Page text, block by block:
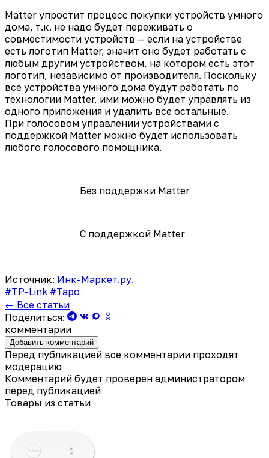
Matter упростит процесс покупки устройств умного
дома, т.к. не надо будет переживать о
совместимости устройств — если на устройстве
есть логотип Matter, значит оно будет работать с
любым другим устройством, на котором есть этот
логотип, независимо от производителя. Поскольку
все устройства умного дома будут работать по
технологии Matter, ими можно будет управлять из
одного приложения и удалить все остальные.
При голосовом управлении устройствами с
поддержкой Matter можно будет использовать
любого голосового помощника.
Без поддержки Matter
С поддержкой Matter
Источник: Инк-Маркет.ру.
#TP-Link #Tapo
← Все статьи
Поделиться:
комментарии
Добавить комментарий
Перед публикацией все комментарии проходят
модерацию
Комментарий будет проверен администратором
перед публикацией
Товары из статьи